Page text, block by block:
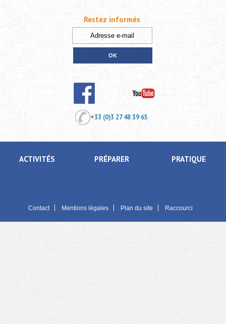
+33 (0)3 27 48 39 65
ACTIVITÉS PRÉPARER PRATIQUE
Contact Mentions légales Plan du site Raccourci
Restez informés